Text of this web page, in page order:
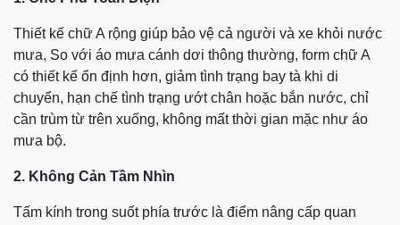
Thiết kế chữ A rộng giúp bảo vệ cả người và xe khỏi nước
mưa, So với áo mưa cánh dơi thông thường, form chữ A
có thiết kế ổn định hơn, giảm tình trạng bay tà khi di
chuyển, hạn chế tình trạng ướt chân hoặc bắn nước, chỉ
cần trùm từ trên xuống, không mất thời gian mặc như áo
mưa bộ.
2. Không Cản Tầm Nhìn
Tấm kính trong suốt phía trước là điểm nâng cấp quan